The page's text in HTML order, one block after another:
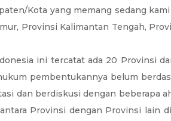
Kota yang memang sedang
Provinsi Kalimantan Tengah,
ini tercatat ada 20 Provinsi
pembentukannya belum
dan berdiskusi dengan beberapa
Provinsi dengan Provinsi lain